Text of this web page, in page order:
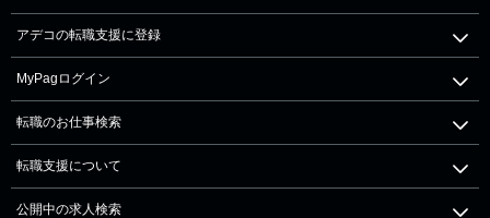
アデコの転職支援に登録
MyPagログイン
転職のお仕事検索
転職支援について
公開中の求人検索